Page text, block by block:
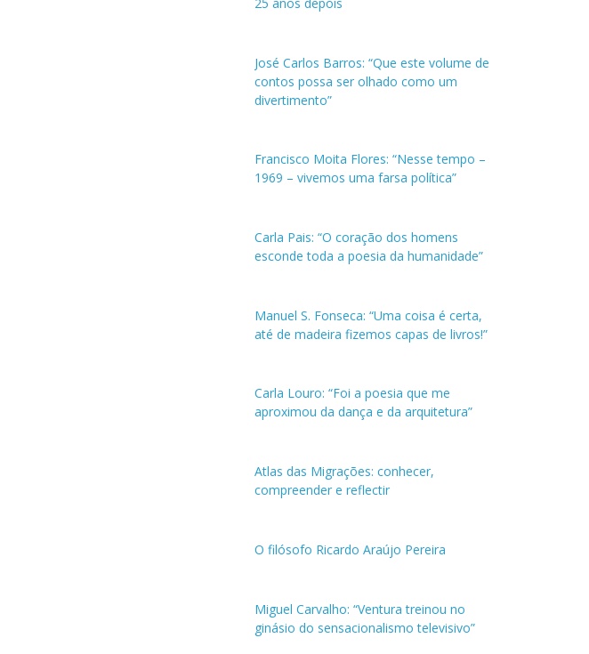
José Carlos Barros: “Que este volume de
contos possa ser olhado como um
divertimento”
Francisco Moita Flores: “Nesse tempo –
1969 – vivemos uma farsa política”
Carla Pais: “O coração dos homens
esconde toda a poesia da humanidade”
Manuel S. Fonseca: “Uma coisa é certa,
até de madeira fizemos capas de livros!”
Carla Louro: “Foi a poesia que me
aproximou da dança e da arquitetura”
Atlas das Migrações: conhecer,
compreender e reflectir
O filósofo Ricardo Araújo Pereira
Miguel Carvalho: “Ventura treinou no
ginásio do sensacionalismo televisivo”